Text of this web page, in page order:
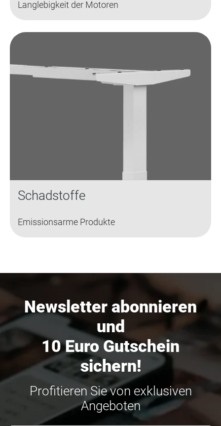
Langlebigkeit der Motoren
Schadstoffe
Emissionsarme Produkte
Newsletter abonnieren
und
10 Euro Gutschein
sichern!
Profitieren Sie von exklusiven
Angeboten